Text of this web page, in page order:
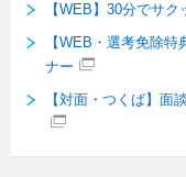
【WEB】30分でサク
【WEB・選考免除
ナー
【対面・つくば】面